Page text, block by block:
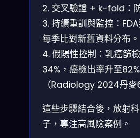
2. 交叉驗證 + k-fold：
3. 持續重訓與監控：
每季比對新舊資料分布。
4. 假陽性控制：乳癌篩
34%，癌檢出率升至
（Radiology 2024丹
這些步驟結合後，放射
子，專注高風險案例。